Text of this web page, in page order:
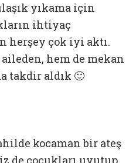
yıkama için
ihtiyaç
herşey çok iyi aktı.
hem de mekan
takdir aldık 🙂
kocaman bir ateş
de çocukları uyutup